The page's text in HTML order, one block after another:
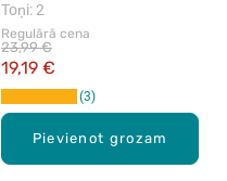
Pievienot grozam
Regulārā cena
19,19 €
23,99 €
Toņi: 2
3